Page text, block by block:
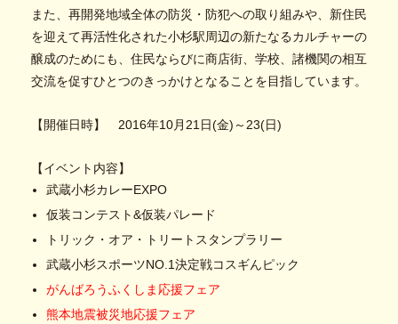
また、再開発地域全体の防災・防犯への取り組みや、新住民
を迎えて再活性化された小杉駅周辺の新たなるカルチャーの
醸成のためにも、住民ならびに商店街、学校、諸機関の相互
交流を促すひとつのきっかけとなることを目指しています。
【開催日時】 2016年10月21日(金)～23(日)
【イベント内容】
武蔵小杉カレーEXPO
仮装コンテスト&仮装パレード
トリック・オア・トリートスタンプラリー
武蔵小杉スポーツNO.1決定戦コスギんピック
がんばろうふくしま応援フェア
熊本地震被災地応援フェア